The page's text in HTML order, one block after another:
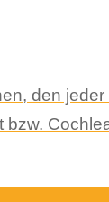
den